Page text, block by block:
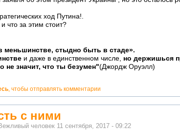
ход Путина!.
что за этим стоит?
меньшинстве, стыдно быть в стаде».
и даже в единственном числе, но держишься
не значит, что ты безумен"(Джордж Оруэлл)
, чтобы отправлять комментарии
с ними
человек 11 сентября, 2017 - 09:22